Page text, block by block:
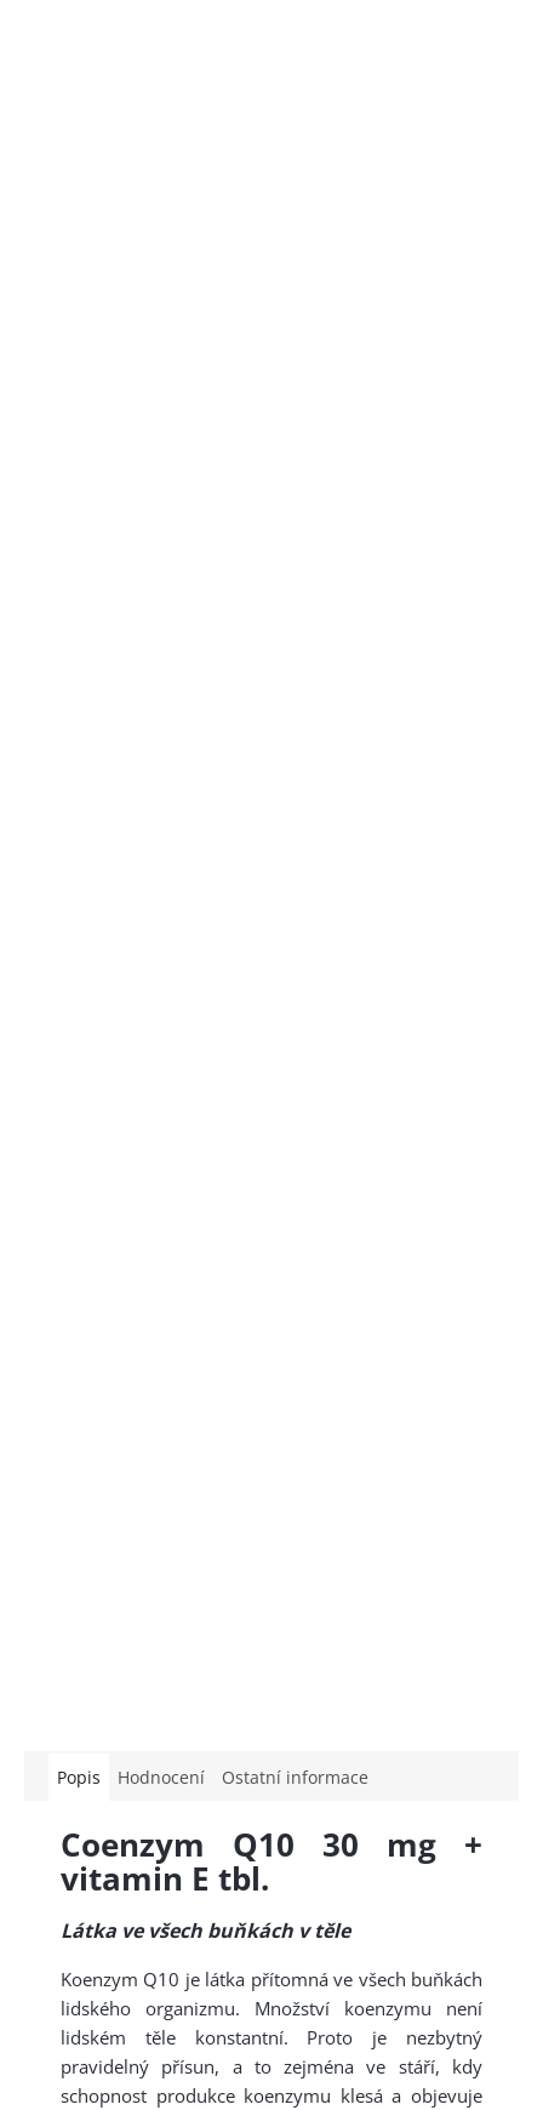
Popis Hodnocení Ostatní informace
Coenzym Q10 30 mg +
vitamin E tbl.
Látka ve všech buňkách v těle
Koenzym Q10 je látka přítomná ve všech buňkách
lidského organizmu. Množství koenzymu není
lidském těle konstantní. Proto je nezbytný
pravidelný přísun, a to zejména ve stáří, kdy
schopnost produkce koenzymu klesá a objevuje